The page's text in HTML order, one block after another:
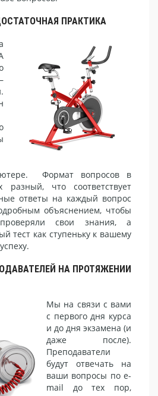
ПРАКТИКА
Формат вопросов в
разный, что соответствует
ответы на каждый вопрос
объяснением, чтобы
свои знания, а
тест как ступеньку к вашему
НА ПРОТЯЖЕНИИ
Мы на связи с вами
с первого дня курса
и до дня экзамена (и
даже после).
Преподаватели
будут отвечать на
ваши вопросы по e-
mail до тех пор,